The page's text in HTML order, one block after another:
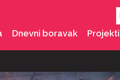
Dnevni boravak Projekti